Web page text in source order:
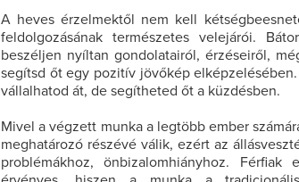
A heves érzelmektől nem kell
feldolgozásának természetes velejárói.
beszéljen nyíltan gondolatairól, érzéseiről,
segítsd őt egy pozitív jövőkép
vállalhatod át, de segítheted őt a küzdésben.
Mivel a végzett munka a legtöbb ember
meghatározó részévé válik, ezért az
problémákhoz, önbizalomhiányhoz. Férfiak